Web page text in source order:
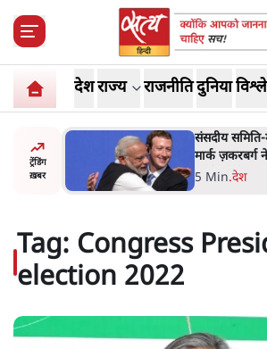
देशराज्य राजनीतिदुनिया
ट्रेंडिंग
ख़बर
से
जंतर-मंतर
सरकार के नाम
दिखाए पुलिस,
5 Min.देश
Tag: Congress
election 2022